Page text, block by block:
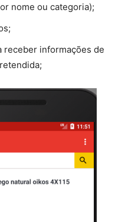
nome ou categoria);
receber informações de